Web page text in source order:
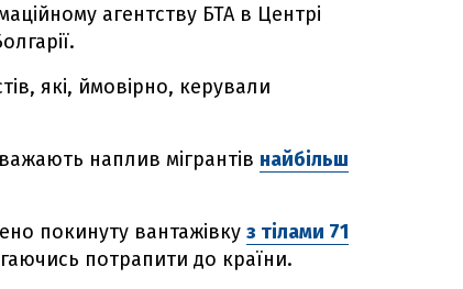
агентству БТА в Центрі
які, ймовірно, керували
наплив мігрантів найбільш
покинуту вантажівку з тілами 71
потрапити до країни.